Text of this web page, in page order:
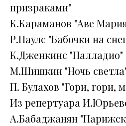
призраками"
К.Караманов "Аве
Р.Паулс "Бабочки на
К.Дженкинс "Палладио"
М.Шишкин "Ночь
П. Булахов "Гори, гори,
Из репертуара
А.Бабаджанян